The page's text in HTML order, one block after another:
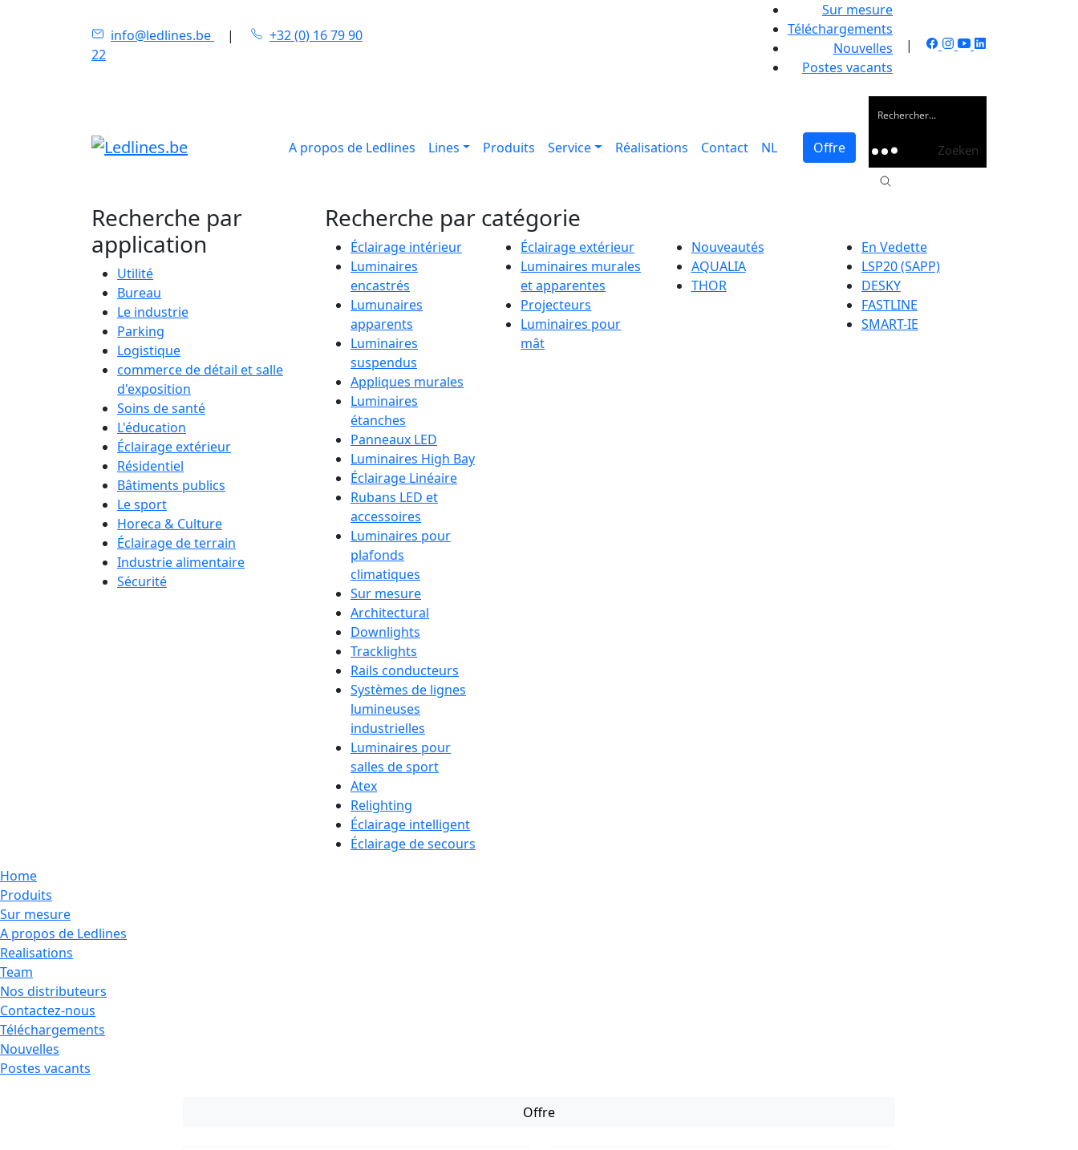
info@ledlines.be |
+32 (0) 16 79 90
22
Sur mesure
Téléchargements
Nouvelles
Postes vacants
|
A propos de Ledlines Lines Produits Service Réalisations Contact NL Offre Zoeken
Recherche par
application
Utilité
Bureau
Le industrie
Parking
Logistique
commerce de détail et salle
d'exposition
Soins de santé
L'éducation
Éclairage extérieur
Résidentiel
Bâtiments publics
Le sport
Horeca & Culture
Éclairage de terrain
Industrie alimentaire
Sécurité
Recherche par catégorie
Éclairage intérieur
Luminaires
encastrés
Lumunaires
apparents
Luminaires
suspendus
Appliques murales
Luminaires
étanches
Panneaux LED
Luminaires High Bay
Éclairage Linéaire
Rubans LED et
accessoires
Luminaires pour
plafonds
climatiques
Sur mesure
Architectural
Downlights
Tracklights
Rails conducteurs
Systèmes de lignes
lumineuses
industrielles
Luminaires pour
salles de sport
Atex
Relighting
Éclairage intelligent
Éclairage de secours
Éclairage extérieur
Luminaires murales
et apparentes
Projecteurs
Luminaires pour
mât
Nouveautés
AQUALIA
THOR
En Vedette
LSP20 (SAPP)
DESKY
FASTLINE
SMART-IE
Home
Produits
Sur mesure
A propos de Ledlines
Realisations
Team
Nos distributeurs
Contactez-nous
Téléchargements
Nouvelles
Postes vacants
Offre